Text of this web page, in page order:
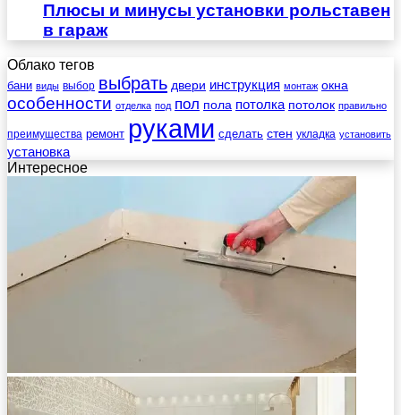
Плюсы и минусы установки рольставен
в гараж
Облако тегов
бани виды выбор выбрать двери инструкция монтаж окна
особенности отделка под пол пола потолка потолок правильно
преимущества ремонт руками сделать стен укладка установить
установка
Интересное